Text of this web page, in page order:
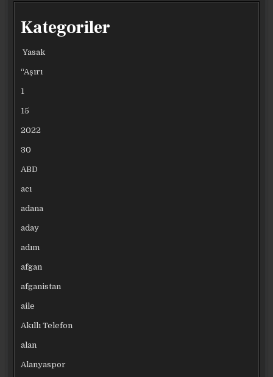
Kategoriler
Yasak
“Aşırı
1
15
2022
30
ABD
acı
adana
aday
adım
afgan
afganistan
aile
Akıllı Telefon
alan
Alanyaspor